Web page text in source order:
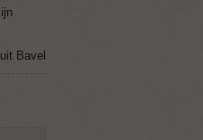
Bavel